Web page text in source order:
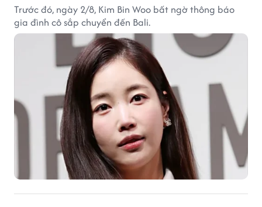
Trước đó, ngày 2/8, Kim Bin Woo bất ngờ thông báo
gia đình cô sắp chuyển đến Bali.